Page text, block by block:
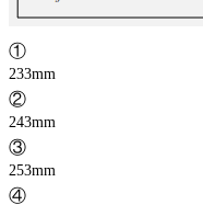
①
233mm
②
243mm
③
253mm
④